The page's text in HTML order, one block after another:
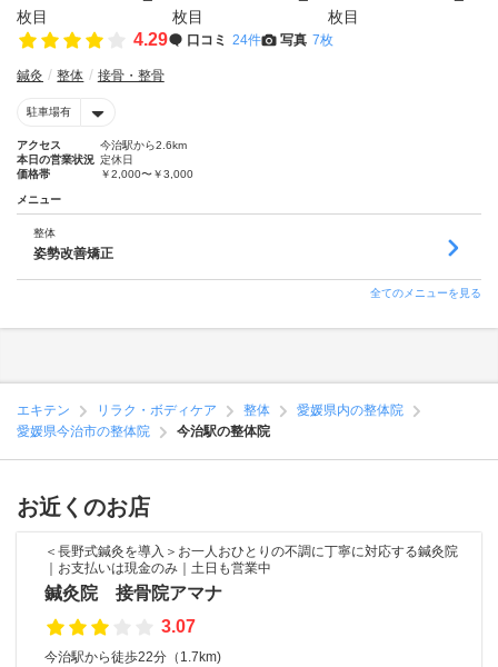
4.29 口コミ 24件 写真 7枚
鍼灸 整体 接骨・整骨
駐車場有
アクセス
今治駅から2.6km
本日の営業状況 定休日
価格帯
￥2,000〜￥3,000
メニュー
整体
姿勢改善矯正
全てのメニューを見る
エキテン リラク・ボディケア 整体
愛媛県内の整体院
愛媛県今治市の整体院
今治駅の整体院
お近くのお店
＜長野式鍼灸を導入＞お一人おひとりの不調に丁寧に対応する鍼灸院
｜お支払いは現金のみ｜土日も営業中
鍼灸院 接骨院アマナ
3.07
今治駅から徒歩22分（1.7km)